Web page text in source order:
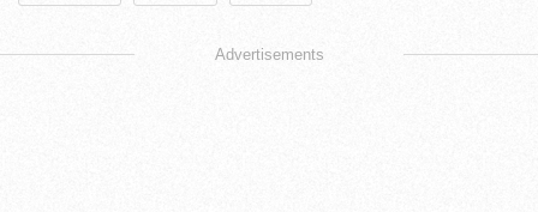
Advertisements